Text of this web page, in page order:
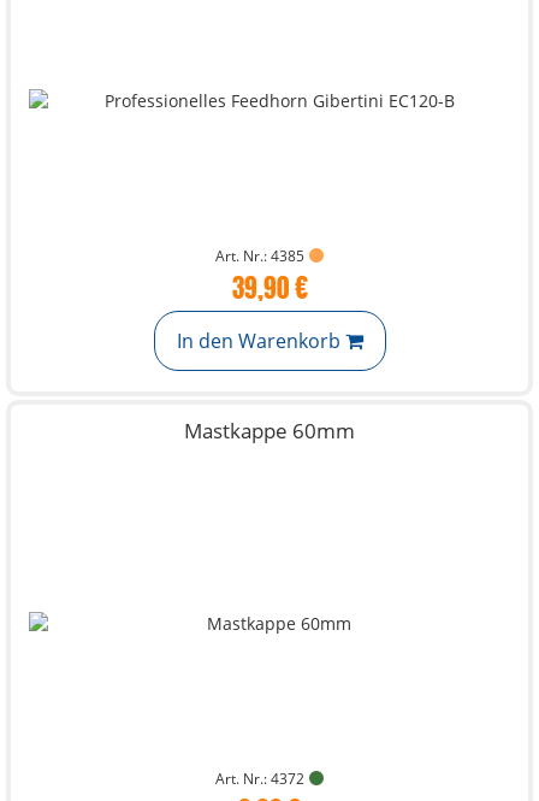
Art. Nr.: 4385
39,90 €
In den Warenkorb
Mastkappe 60mm
Art. Nr.: 4372